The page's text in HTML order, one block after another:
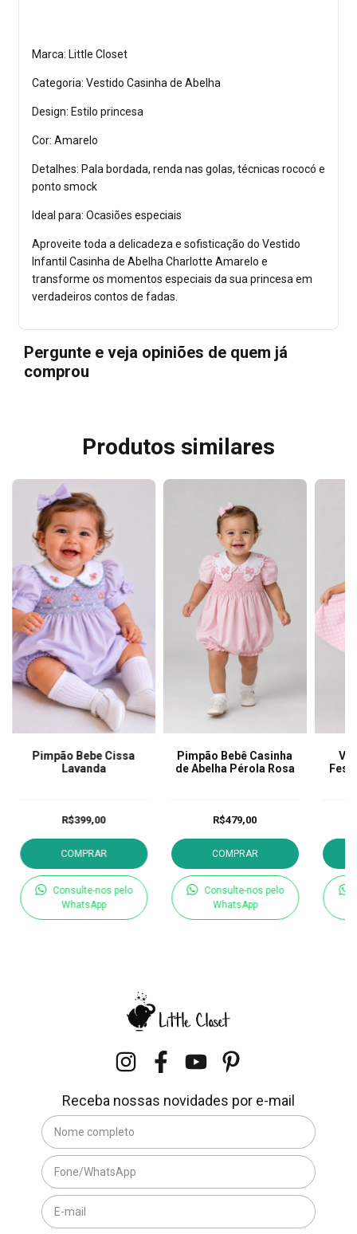
Marca: Little Closet
Categoria: Vestido Casinha de Abelha
Design: Estilo princesa
Cor: Amarelo
Detalhes: Pala bordada, renda nas golas, técnicas rococó e
ponto smock
Ideal para: Ocasiões especiais
Aproveite toda a delicadeza e sofisticação do Vestido
Infantil Casinha de Abelha Charlotte Amarelo e
transforme os momentos especiais da sua princesa em
verdadeiros contos de fadas.
Pergunte e veja opiniões de quem já
comprou
Produtos similares
Pimpão Bebe Cissa
Lavanda
R$399,00
COMPRAR
Consulte-nos pelo
WhatsApp
Pimpão Bebê Casinha
de Abelha Pérola Rosa
R$479,00
COMPRAR
Consulte-nos pelo
WhatsApp
Receba nossas novidades por e-mail